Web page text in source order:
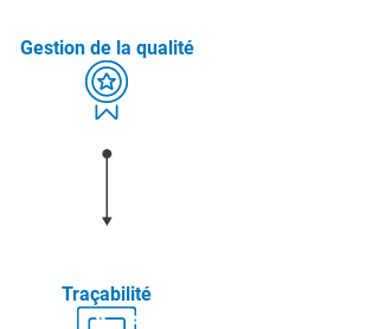
Gestion de la qualité
Traçabilité